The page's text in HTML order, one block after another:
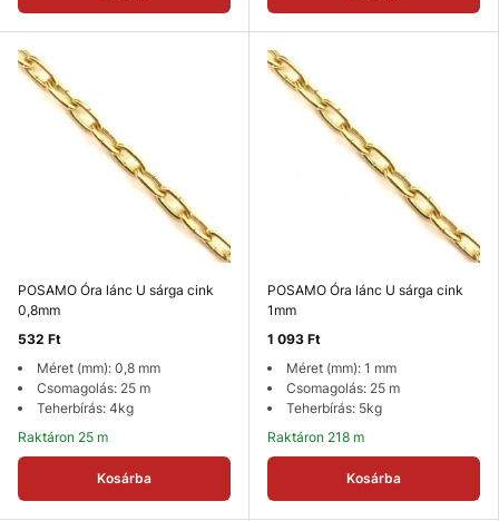
POSAMO Óra lánc U sárga cink
0,8mm
532 Ft
Méret (mm): 0,8 mm
Csomagolás: 25 m
Teherbírás: 4kg
Raktáron 25 m
Kosárba
POSAMO Óra lánc U sárga cink
1mm
1 093 Ft
Méret (mm): 1 mm
Csomagolás: 25 m
Teherbírás: 5kg
Raktáron 218 m
Kosárba